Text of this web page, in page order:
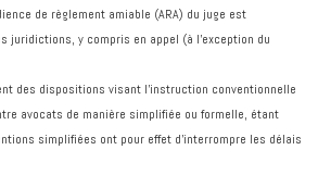
de règlement amiable (ARA) du juge est
juridictions, y compris en appel (à l’exception du
des dispositions visant l'instruction conventionnelle
avocats de manière simplifiée ou formelle, étant
simplifiées ont pour effet d'interrompre les délais